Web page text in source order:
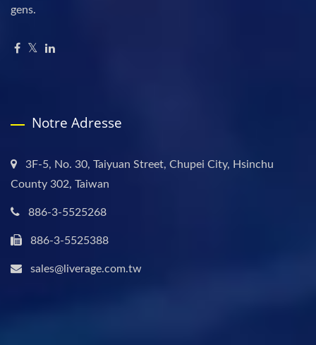
gens.
Notre Adresse
3F-5, No. 30, Taiyuan Street, Chupei City, Hsinchu
County 302, Taiwan
886-3-5525268
886-3-5525388
sales@liverage.com.tw